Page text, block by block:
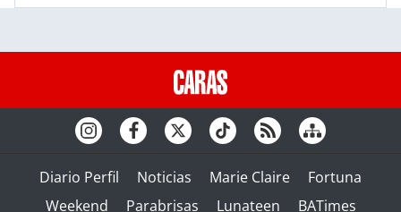
Diario Perfil Noticias Marie Claire
Fortuna
Weekend
Parabrisas Lunateen BATimes